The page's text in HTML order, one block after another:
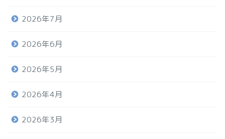
2026年7月
2026年6月
2026年5月
2026年4月
2026年3月